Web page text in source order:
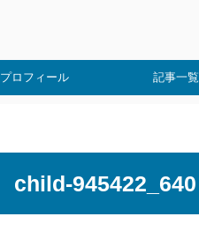
プロフィール 記事一覧
child-945422_640